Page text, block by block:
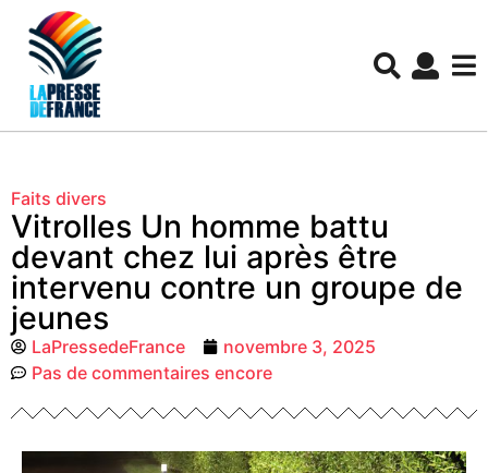
Faits divers
Vitrolles Un homme battu
devant chez lui après être
intervenu contre un groupe de
jeunes
LaPressedeFrance
novembre 3, 2025
Pas de commentaires encore